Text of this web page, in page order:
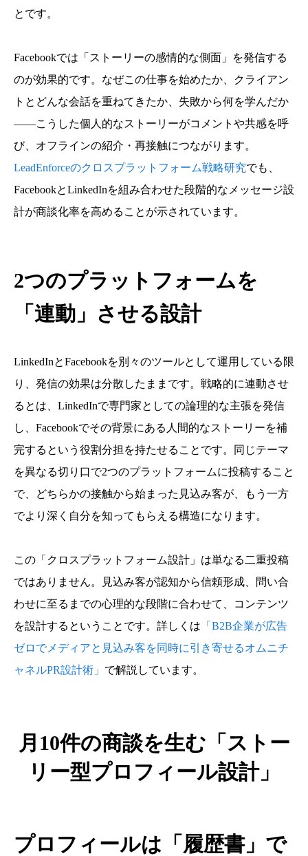
とです。
Facebookでは「ストーリーの感情的な側面」を発信する
のが効果的です。なぜこの仕事を始めたか、クライアン
トとどんな会話を重ねてきたか、失敗から何を学んだか
——こうした個人的なストーリーがコメントや共感を呼
び、オフラインの紹介・再接触につながります。
LeadEnforceのクロスプラットフォーム戦略研究でも、
FacebookとLinkedInを組み合わせた段階的なメッセージ設
計が商談化率を高めることが示されています。
2つのプラットフォームを
「連動」させる設計
LinkedInとFacebookを別々のツールとして運用している限
り、発信の効果は分散したままです。戦略的に連動させ
るとは、LinkedInで専門家としての論理的な主張を発信
し、Facebookでその背景にある人間的なストーリーを補
完するという役割分担を持たせることです。同じテーマ
を異なる切り口で2つのプラットフォームに投稿すること
で、どちらかの接触から始まった見込み客が、もう一方
でより深く自分を知ってもらえる構造になります。
この「クロスプラットフォーム設計」は単なる二重投稿
ではありません。見込み客が認知から信頼形成、問い合
わせに至るまでの心理的な段階に合わせて、コンテンツ
を設計するということです。詳しくは 「B2B企業が広告
ゼロでメディアと見込み客を同時に引き寄せるオムニチ
ャネルPR設計術」 で解説しています。
月10件の商談を生む「ストー
リー型プロフィール設計」
プロフィールは「履歴書」で